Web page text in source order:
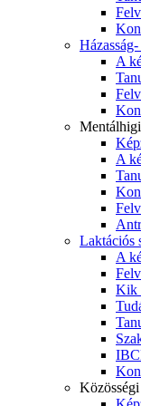
A
A
Laktációs
A
Kik